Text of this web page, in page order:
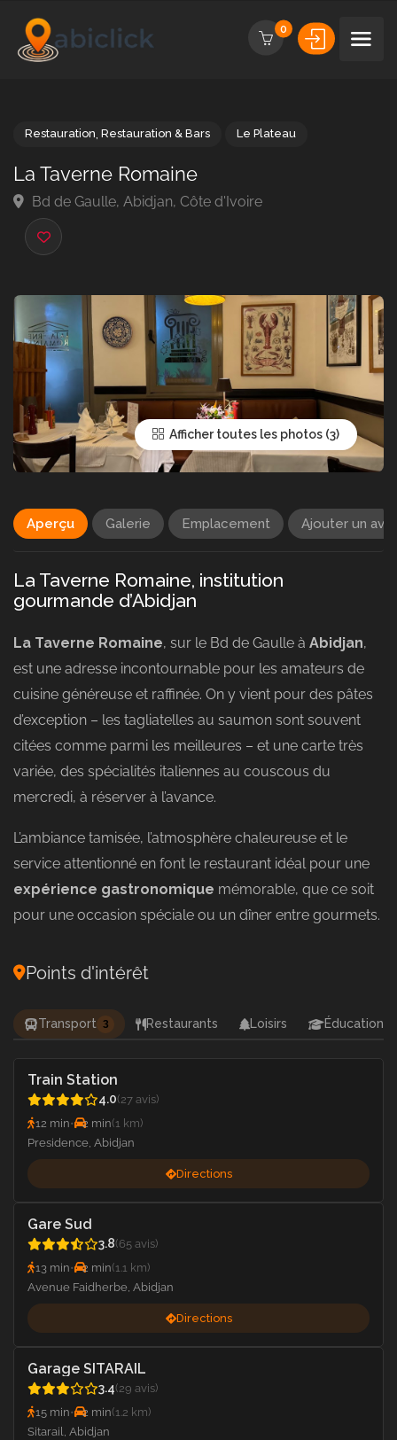
0
La Taverne Romaine
Bd de Gaulle, Abidjan, Côte d'Ivoire
Afficher toutes les photos
Aperçu Galerie Emplacement Ajouter un avis
La Taverne Romaine, institution
gourmande d’Abidjan
La Taverne Romaine, sur le Bd de Gaulle à Abidjan,
est une adresse incontournable pour les amateurs de
cuisine généreuse et raffinée. On y vient pour des pâtes
d’exception – les tagliatelles au saumon sont souvent
citées comme parmi les meilleures – et une carte très
variée, des spécialités italiennes au couscous du
mercredi, à réserver à l’avance.
L’ambiance tamisée, l’atmosphère chaleureuse et le
service attentionné en font le restaurant idéal pour une
expérience gastronomique mémorable, que ce soit
pour une occasion spéciale ou un dîner entre gourmets.
Points d'intérêt
Transport 3 Restaurants Loisirs Éducation
Train Station
4.0(27 avis)
12 min• 2 min(1 km)
Presidence, Abidjan
Directions
Gare Sud
3.8(65 avis)
13 min• 2 min(1.1 km)
Avenue Faidherbe, Abidjan
Directions
Garage SITARAIL
3.4(29 avis)
15 min• 2 min(1.2 km)
Sitarail, Abidjan